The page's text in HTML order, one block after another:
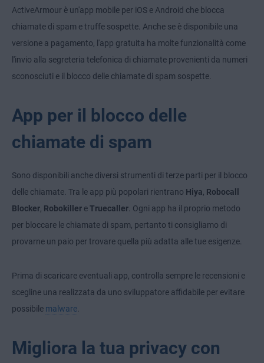
ActiveArmour è un'app mobile per iOS e Android che blocca
chiamate di spam e truffe sospette. Anche se è disponibile una
versione a pagamento, l'app gratuita ha molte funzionalità come
l'invio alla segreteria telefonica di chiamate provenienti da numeri
sconosciuti e il blocco delle chiamate di spam sospette.
App per il blocco delle
chiamate di spam
Sono disponibili anche diversi strumenti di terze parti per il blocco
delle chiamate. Tra le app più popolari rientrano Hiya, Robocall
Blocker, Robokiller eTruecaller. Ogni app ha il proprio metodo
per bloccare le chiamate di spam, pertanto ti consigliamo di
provarne un paio per trovare quella più adatta alle tue esigenze.
Prima di scaricare eventuali app, controlla sempre le recensioni e
scegline una realizzata da uno sviluppatore affidabile per evitare
possibile malware.
Migliora la tua privacy con